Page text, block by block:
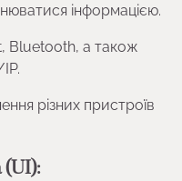
інформацією.
Bluetooth, а також
різних пристроїв
(UI):